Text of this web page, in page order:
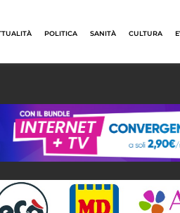
POLITICA SANITÀ CULTURA